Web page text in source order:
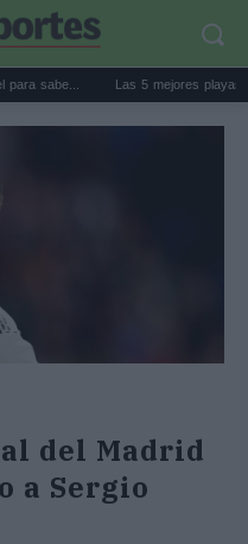
Las 5 mejores playas de
del Madrid
a Sergio